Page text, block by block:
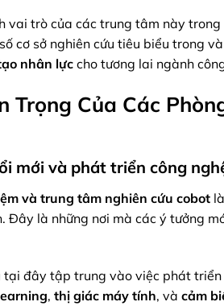
vai trò của các trung tâm này
cơ sở nghiên cứu tiêu biểu trong
nhân lực cho tương lai ngành
Trọng Của Các
mới và phát triển công
và trung tâm nghiên cứu cobot
Đây là những nơi mà các ý tưởng
tại đây tập trung vào việc phát
, thị giác máy tính, và cảm